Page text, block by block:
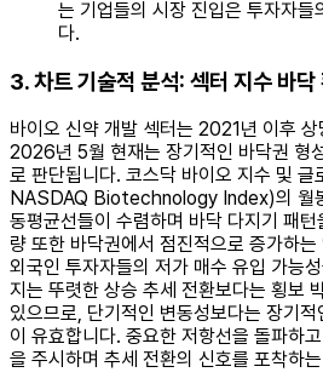
는 기업들의 시장 진입은 투자자들
다.
3. 차트 기술적 분석: 섹터 지수 바
바이오 신약 개발 섹터는 2021년 이후
2026년 5월 현재는 장기적인 바닥권 형
로 판단됩니다. 코스닥 바이오 지수 및 글
NASDAQ Biotechnology Index)의 월
동평균선들이 수렴하며 바닥 다지기 패
량 또한 바닥권에서 점진적으로 증가하
외국인 투자자들의 저가 매수 유입 가능
지는 뚜렷한 상승 추세 전환보다는 횡보
있으므로, 단기적인 변동성보다는 장기
이 유효합니다. 중요한 저항선을 돌파하
을 주시하며 추세 전환의 신호를 포착하